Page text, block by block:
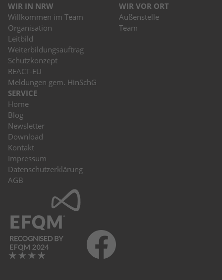
WIR IN NRW
Willkommen im Team
Organisation
Leitbild
Weiterbildungsauftrag
Schutzkonzept
REACT-EU
Meldungen gem. HinSchG
WIR VOR ORT
Außenstelle
Team
SERVICE
Home
Blog
Newsletter
Download
Kontakt
Impressum
Datenschutzerklärung
AGB